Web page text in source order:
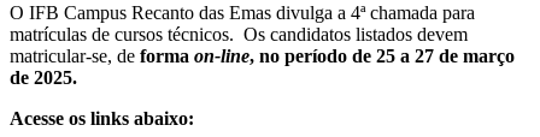
O IFB Campus Recanto das Emas divulga a 4ª chamada para
matrículas de cursos técnicos. Os candidatos listados devem
matricular-se, de forma on-line, no período de 25 a 27 de março
de 2025.
Acesse os links abaixo: